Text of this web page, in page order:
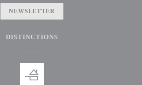
NEWSLETTER
DISTINCTIONS